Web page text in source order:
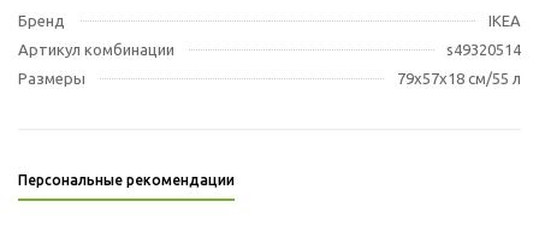
Бренд
IKEA
Артикул комбинации
s49320514
Размеры
79x57x18 см/55 л
Персональные рекомендации